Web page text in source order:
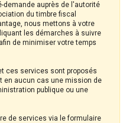
demande auprès de l'autorité
du timbre fiscal
nous mettons à votre
les démarches à suivre
de minimiser votre temps
ces services sont proposés
en aucun cas une mission de
publique ou une
de services via le formulaire